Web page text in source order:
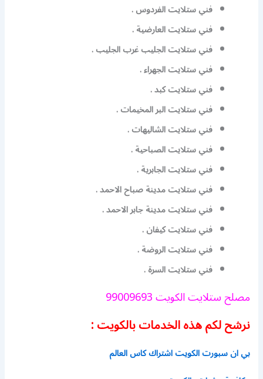
فني ستلايت الفردوس .
فني ستلايت العارضية .
فني ستلايت الجليب غرب الجليب .
فني ستلايت الجهراء .
فني ستلايت كبد .
فني ستلايت البر المخيمات .
فني ستلايت الشاليهات .
فني ستلايت الصباحية .
فني ستلايت الجابرية .
فني ستلايت مدينة صباح الاحمد .
فني ستلايت مدينة جابر الاحمد .
فني ستلايت كيفان .
فني ستلايت الروضة .
فني ستلايت السرة .
مصلح ستلايت الكويت 99009693
نرشح لكم هذه الخدمات بالكويت :
بي ان سبورت الكويت اشتراك كاس العالم